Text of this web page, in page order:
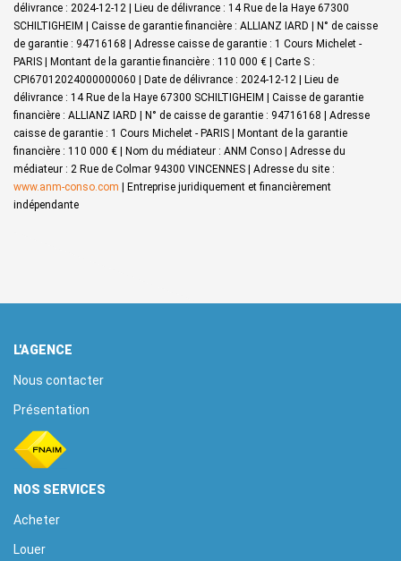
délivrance : 2024-12-12 | Lieu de délivrance : 14 Rue de la Haye 67300
SCHILTIGHEIM | Caisse de garantie financière : ALLIANZ IARD | N° de caisse
de garantie : 94716168 | Adresse caisse de garantie : 1 Cours Michelet -
PARIS | Montant de la garantie financière : 110 000 € | Carte S :
CPI67012024000000060 | Date de délivrance : 2024-12-12 | Lieu de
délivrance : 14 Rue de la Haye 67300 SCHILTIGHEIM | Caisse de garantie
financière : ALLIANZ IARD | N° de caisse de garantie : 94716168 | Adresse
caisse de garantie : 1 Cours Michelet - PARIS | Montant de la garantie
financière : 110 000 € | Nom du médiateur : ANM Conso | Adresse du
médiateur : 2 Rue de Colmar 94300 VINCENNES | Adresse du site :
www.anm-conso.com | Entreprise juridiquement et financièrement
indépendante
L'AGENCE
Nous contacter
Présentation
NOS SERVICES
Acheter
Louer